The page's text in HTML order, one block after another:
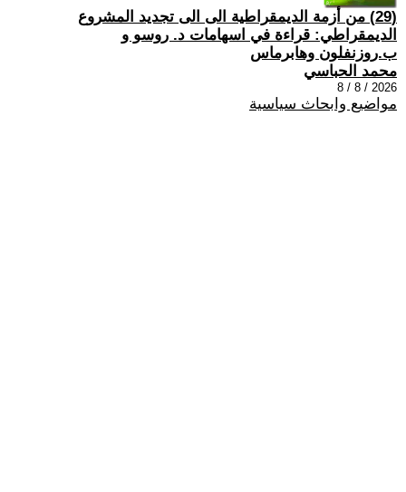
(29) من أزمة الديمقراطية الى الى تجديد المشروع
الديمقراطي: قراءة في اسهامات د. روسو و
ب.روزنفلون وهابرماس
محمد الحباسي
2026 / 8 / 8
مواضيع وابحاث سياسية